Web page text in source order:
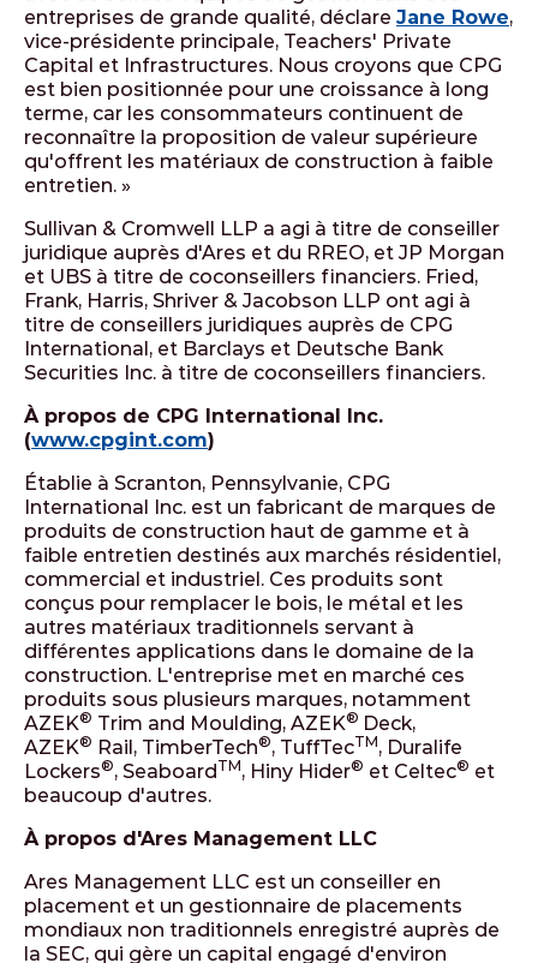
entreprises de grande qualité, déclare Jane Rowe,
vice-présidente principale, Teachers' Private
Capital et Infrastructures. Nous croyons que CPG
est bien positionnée pour une croissance à long
terme, car les consommateurs continuent de
reconnaître la proposition de valeur supérieure
qu'offrent les matériaux de construction à faible
entretien. »
Sullivan & Cromwell LLP a agi à titre de conseiller
juridique auprès d'Ares et du RREO, et JP Morgan
et UBS à titre de coconseillers financiers. Fried,
Frank, Harris, Shriver & Jacobson LLP ont agi à
titre de conseillers juridiques auprès de CPG
International, et Barclays et Deutsche Bank
Securities Inc. à titre de coconseillers financiers.
À propos de CPG International Inc.
(www.cpgint.com)
Établie à Scranton, Pennsylvanie, CPG
International Inc. est un fabricant de marques de
produits de construction haut de gamme et à
faible entretien destinés aux marchés résidentiel,
commercial et industriel. Ces produits sont
conçus pour remplacer le bois, le métal et les
autres matériaux traditionnels servant à
différentes applications dans le domaine de la
construction. L'entreprise met en marché ces
produits sous plusieurs marques, notamment
AZEK® Trim and Moulding, AZEK® Deck,
AZEK® Rail, TimberTech®, TuffTecTM, Duralife
Lockers®, SeaboardTM, Hiny Hider® et Celtec® et
beaucoup d'autres.
À propos d'Ares Management LLC
Ares Management LLC est un conseiller en
placement et un gestionnaire de placements
mondiaux non traditionnels enregistré auprès de
la SEC, qui gère un capital engagé d'environ